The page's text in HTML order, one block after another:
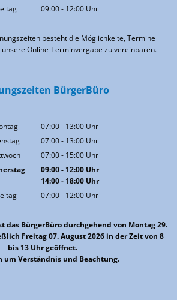
Von 09:00 bis 12:00 Uhr
09:00- 12:00 Uhr
besteht die Möglichkeite, Termine
Online-Terminvergabe zu vereinbaren.
BürgerBüro
07:00- 13:00 Uhr
Von 07:00 bis 13:00 Uhr
07:00- 13:00 Uhr
Von 07:00 bis 13:00 Uhr
07:00- 15:00 Uhr
Von 07:00 bis 15:00 Uhr
09:00- 12:00Uhr
Von 09:00 bis 12:00 Uhr
14:00- 18:00Uhr
Von 14:00 bis 18:00 Uhr
07:00- 12:00 Uhr
das BürgerBüro durchgehend von Montag 29.
Freitag 07. August 2026 in der Zeit von 8
bis 13 Uhr geöffnet.
um Verständnis und Beachtung.